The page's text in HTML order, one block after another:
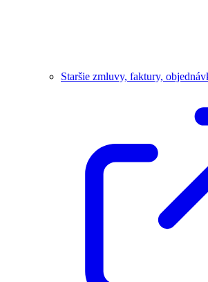
Staršie zmluvy, faktury,